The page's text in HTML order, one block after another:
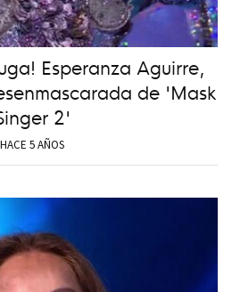
Esperanza Aguirre,
de 'Mask
2'
HACE 5 AÑOS